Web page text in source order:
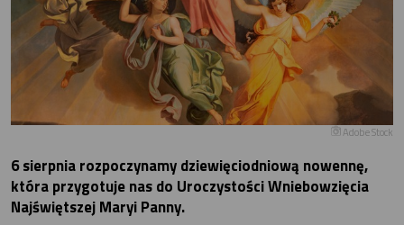
Adobe Stock
6 sierpnia rozpoczynamy dziewięciodniową nowennę,
która przygotuje nas do Uroczystości Wniebowzięcia
Najświętszej Maryi Panny.